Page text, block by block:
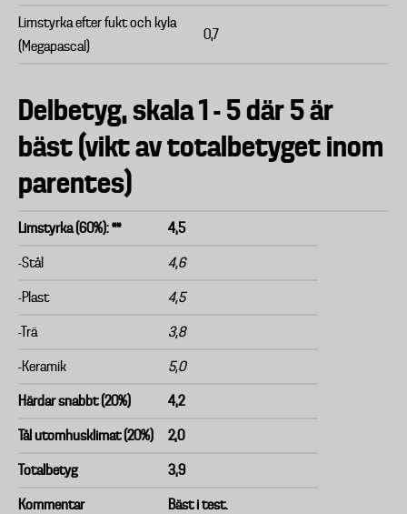
Limstyrka efter fukt och kyla
(Megapascal)
0,7
Delbetyg, skala 1 - 5 där 5 är
bäst (vikt av totalbetyget inom
parentes)
Limstyrka (60%): ** 4,5
-Stål 4,6
-Plast 4,5
-Trä 3,8
-Keramik 5,0
Härdar snabbt (20%) 4,2
Tål utomhusklimat (20%) 2,0
Totalbetyg 3,9
Kommentar Bäst i test.